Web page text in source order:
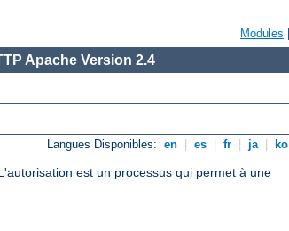
Modules
Apache Version 2.4
Langues Disponibles: en es fr ja ko
est un processus qui permet à une